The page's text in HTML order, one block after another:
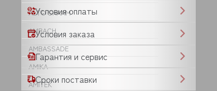
ALTO SHAAM
AMBACH
AMBASSADE
AMIKA
AMITEK
Условия оплаты
Условия заказа
Гарантия и сервис
Сроки поставки